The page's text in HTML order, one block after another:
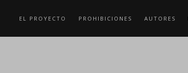
EL PROYECTO PROHIBICIONES AUTORES